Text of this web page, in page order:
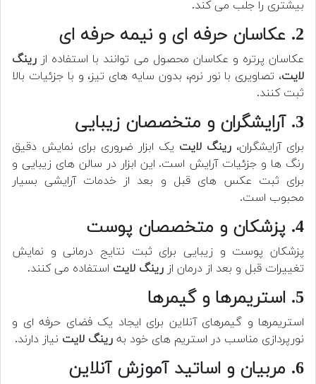
بیشتری را جلب می کند.
2. عکاسان حرفه ای و نیمه حرفه ای
عکاسان پرتره و عکاسان محصول می توانند با استفاده از رینگ
لایت، تصاویری با نور نرم، بدون سایه های تیز، و با جزئیات بالا
ثبت کنند.
3. آرایشگران و متخصصان زیبایی
برای آرایشگران، رینگ لایت یک ابزار ضروری برای نمایش دقیق
رنگ ها و جزئیات آرایش است. این ابزار در سالن های زیبایی و
برای ثبت عکس های قبل و بعد از خدمات آرایشی بسیار
محبوب است.
4. پزشکان و متخصصان پوست
پزشکان پوست و زیبایی برای ثبت نتایج درمانی و نمایش
تغییرات قبل و بعد از درمان از رینگ لایت استفاده می کنند.
5. استریمرها و گیمرها
استریمرها و گیمرهای آنلاین برای ایجاد یک فضای حرفه ای و
نورپردازی مناسب در استریم های خود به رینگ لایت نیاز دارند.
6. مربیان و اساتید آموزش آنلاین